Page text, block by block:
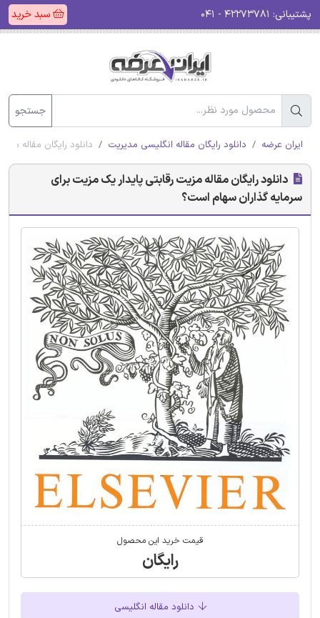
پشتیبانی: سبد خرید
جستجو
ایران عرضه دانلود رایگان مقاله انگلیسی مدیریت دانلود رایگان مقاله
دانلود رایگان مقاله مزیت رقابتی پایدار یک مزیت برای
سرمایه گذاران سهام است؟
قیمت خرید این محصول
رایگان
دانلود مقاله انگلیسی